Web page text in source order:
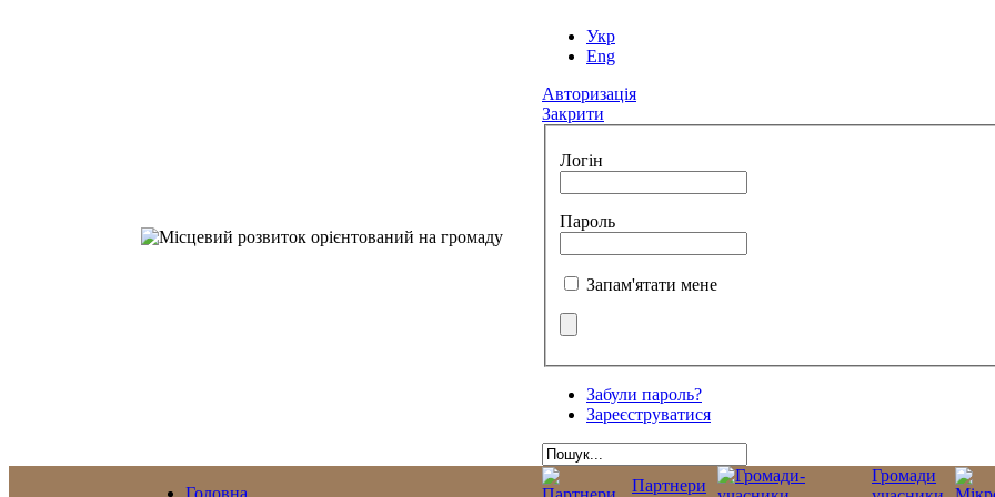
Укр
Eng
Авторизація
Закрити
Логін
Пароль
Запам'ятати мене
Забули пароль?
Зареєструватися
Головна
Партнери
Громади